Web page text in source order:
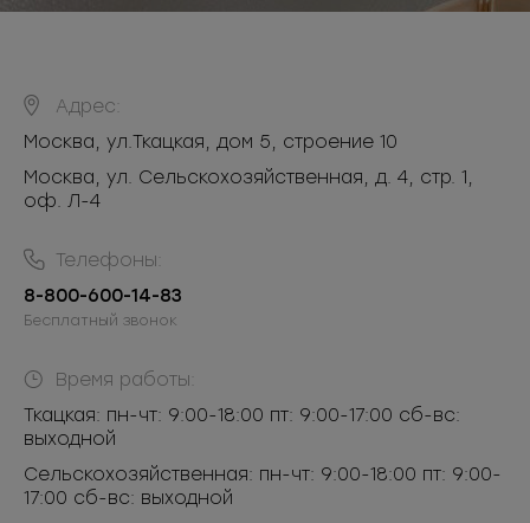
Адрес:
Москва, ул.Ткацкая, дом 5, строение 10
Москва, ул. Сельскохозяйственная, д. 4, стр. 1,
оф. Л-4
Телефоны:
8-800-600-14-83
Бесплатный звонок
Время работы:
Ткацкая: пн-чт: 9:00-18:00 пт: 9:00-17:00 сб-вс:
выходной
Сельскохозяйственная: пн-чт: 9:00-18:00 пт: 9:00-
17:00 сб-вс: выходной